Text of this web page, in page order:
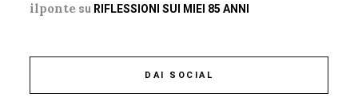
ilponte su RIFLESSIONI SUI MIEI 85 ANNI
DAI SOCIAL